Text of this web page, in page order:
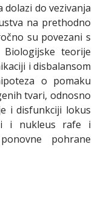
do vezivanja
na prethodno
su povezani s
teorije
i disbalansom
o pomaku
tvari, odnosno
i disfunkciji lokus
i nukleus rafe i
pohrane